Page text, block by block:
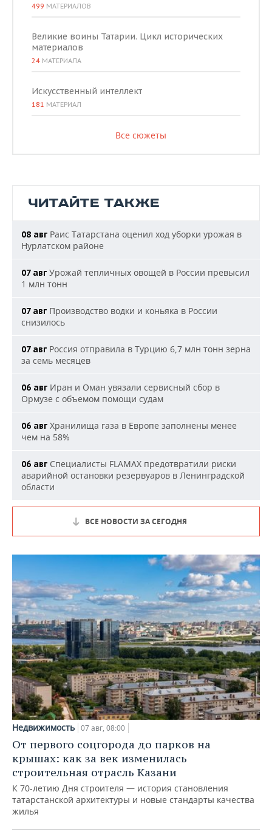
499 МАТЕРИАЛОВ
Великие воины Татарии. Цикл исторических
материалов
24 МАТЕРИАЛА
Искусственный интеллект
181 МАТЕРИАЛ
Все сюжеты
ЧИТАЙТЕ ТАКЖЕ
08 авг Раис Татарстана оценил ход уборки урожая в
Нурлатском районе
07 авг Урожай тепличных овощей в России превысил
1 млн тонн
07 авг Производство водки и коньяка в России
снизилось
07 авг Россия отправила в Турцию 6,7 млн тонн зерна
за семь месяцев
06 авг Иран и Оман увязали сервисный сбор в
Ормузе с объемом помощи судам
06 авг Хранилища газа в Европе заполнены менее
чем на 58%
06 авг Специалисты FLAMAX предотвратили риски
аварийной остановки резервуаров в Ленинградской
области
ВСЕ НОВОСТИ ЗА СЕГОДНЯ
Недвижимость 07 авг, 08:00
От первого соцгорода до парков на
крышах: как за век изменилась
строительная отрасль Казани
К 70-летию Дня строителя — история становления
татарстанской архитектуры и новые стандарты качества
жилья